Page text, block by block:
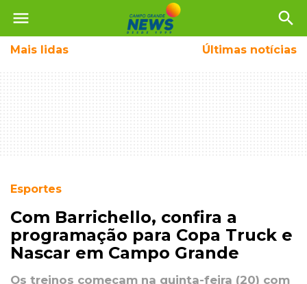
menu search
Mais lidas Últimas notícias
Esportes
Com Barrichello, confira a
programação para Copa Truck e
Nascar em Campo Grande
Os treinos começam na quinta-feira (20) com